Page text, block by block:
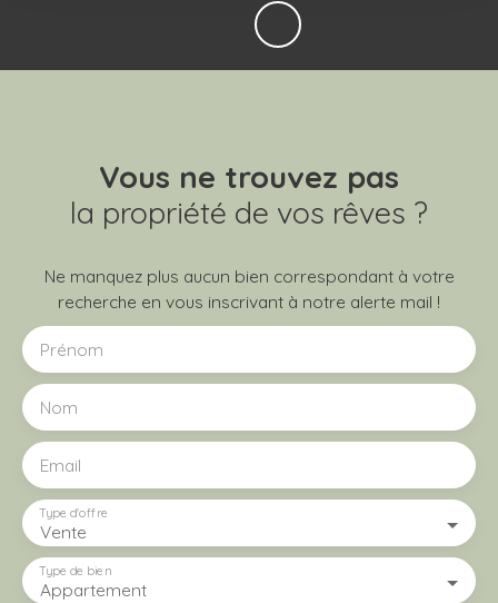
Vous ne trouvez pas
la propriété de vos rêves ?
Ne manquez plus aucun bien correspondant à votre
recherche en vous inscrivant à notre alerte mail !
Prénom
Nom
Email
Vente
Type d'offre
Appartement
Type de bien